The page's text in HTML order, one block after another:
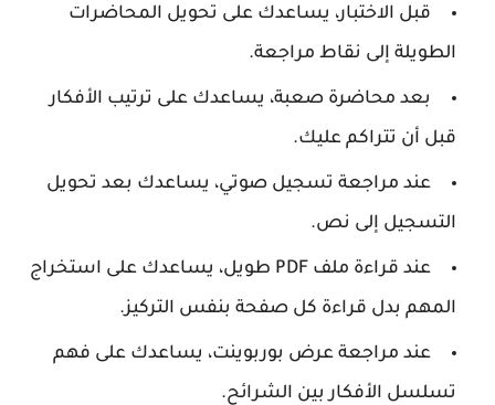
قبل الاختبار، يساعدك على تحويل المحاضرات
الطويلة إلى نقاط مراجعة.
بعد محاضرة صعبة، يساعدك على ترتيب الأفكار
قبل أن تتراكم عليك.
عند مراجعة تسجيل صوتي، يساعدك بعد تحويل
التسجيل إلى نص.
عند قراءة ملف PDF طويل، يساعدك على استخراج
المهم بدل قراءة كل صفحة بنفس التركيز.
عند مراجعة عرض بوربوينت، يساعدك على فهم
تسلسل الأفكار بين الشرائح.